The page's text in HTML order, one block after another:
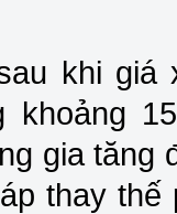
khi
khoảng
gia tăng
thay